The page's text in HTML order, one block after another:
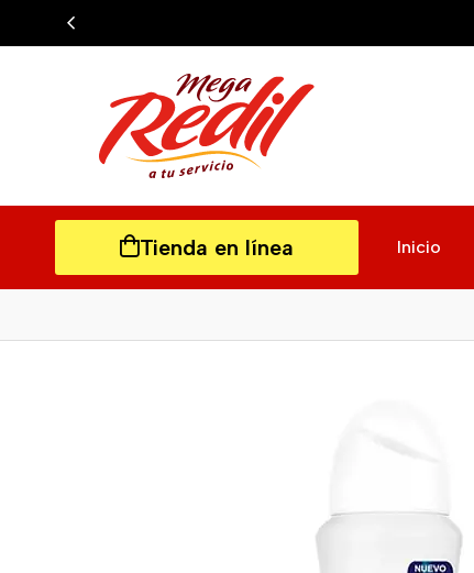
Tienda en línea Inicio